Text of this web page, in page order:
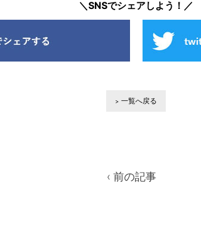
＼SNSでシェアしよう！／
一覧へ戻る
‹ 前の記事